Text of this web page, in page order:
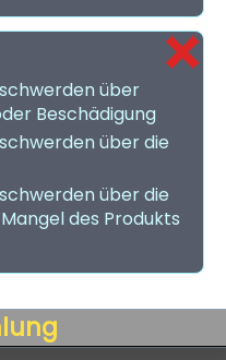
über
Beschädigung
über die
über die
des Produkts